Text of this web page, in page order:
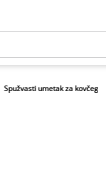
Spužvasti umetak za kovčeg